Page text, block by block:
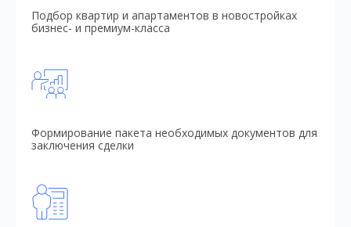
Подбор квартир и апартаментов в новостройках
бизнес- и премиум-класса
Формирование пакета необходимых документов для
заключения сделки